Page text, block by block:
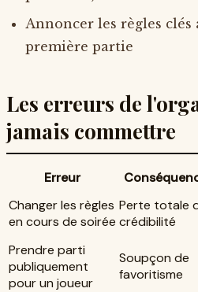
Annoncer les règles
première partie
Les erreurs de
jamais commettre
Erreur
Changer les règles
en cours de soirée
Perte totale
crédibilité
Prendre parti
publiquement
pour un joueur
Soupçon de
favoritisme